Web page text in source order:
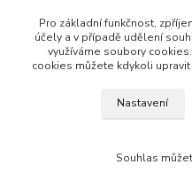
Dyneema Ocean
160 Kč/m
bez DPH
Pro základní funkčnost,
účely a v případě udělení
využíváme soubory
cookies můžete kdykoli
Nastavení
Souhlas